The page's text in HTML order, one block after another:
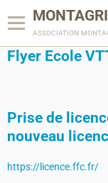
association
Flyer Ecole
Prise de
nouveau
https://licence.ffc.fr/